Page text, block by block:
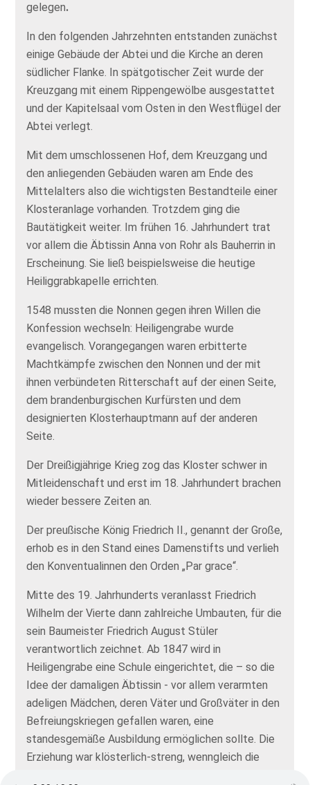
gelegen.
In den folgenden Jahrzehnten entstanden zunächst
einige Gebäude der Abtei und die Kirche an deren
südlicher Flanke. In spätgotischer Zeit wurde der
Kreuzgang mit einem Rippengewölbe ausgestattet
und der Kapitelsaal vom Osten in den Westflügel der
Abtei verlegt.
Mit dem umschlossenen Hof, dem Kreuzgang und
den anliegenden Gebäuden waren am Ende des
Mittelalters also die wichtigsten Bestandteile einer
Klosteranlage vorhanden. Trotzdem ging die
Bautätigkeit weiter. Im frühen 16. Jahrhundert trat
vor allem die Äbtissin Anna von Rohr als Bauherrin in
Erscheinung. Sie ließ beispielsweise die heutige
Heiliggrabkapelle errichten.
1548 mussten die Nonnen gegen ihren Willen die
Konfession wechseln: Heiligengrabe wurde
evangelisch. Vorangegangen waren erbitterte
Machtkämpfe zwischen den Nonnen und der mit
ihnen verbündeten Ritterschaft auf der einen Seite,
dem brandenburgischen Kurfürsten und dem
designierten Klosterhauptmann auf der anderen
Seite.
Der Dreißigjährige Krieg zog das Kloster schwer in
Mitleidenschaft und erst im 18. Jahrhundert brachen
wieder bessere Zeiten an.
Der preußische König Friedrich II., genannt der Große,
erhob es in den Stand eines Damenstifts und verlieh
den Konventualinnen den Orden „Par grace“.
Mitte des 19. Jahrhunderts veranlasst Friedrich
Wilhelm der Vierte dann zahlreiche Umbauten, für die
sein Baumeister Friedrich August Stüler
verantwortlich zeichnet. Ab 1847 wird in
Heiligengrabe eine Schule eingerichtet, die – so die
Idee der damaligen Äbtissin - vor allem verarmten
adeligen Mädchen, deren Väter und Großväter in den
Befreiungskriegen gefallen waren, eine
standesgemäße Ausbildung ermöglichen sollte. Die
Erziehung war klösterlich-streng, wenngleich die